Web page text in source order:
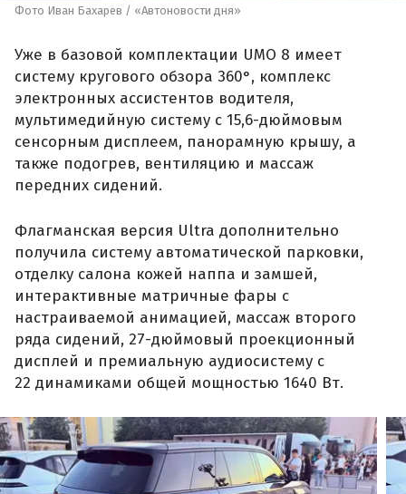
Фото Иван Бахарев / «Автоновости дня»
Уже в базовой комплектации UMO 8 имеет
систему кругового обзора 360°, комплекс
электронных ассистентов водителя,
мультимедийную систему с 15,6-дюймовым
сенсорным дисплеем, панорамную крышу, а
также подогрев, вентиляцию и массаж
передних сидений.
Флагманская версия Ultra дополнительно
получила систему автоматической парковки,
отделку салона кожей наппа и замшей,
интерактивные матричные фары с
настраиваемой анимацией, массаж второго
ряда сидений, 27-дюймовый проекционный
дисплей и премиальную аудиосистему с
22 динамиками общей мощностью 1640 Вт.